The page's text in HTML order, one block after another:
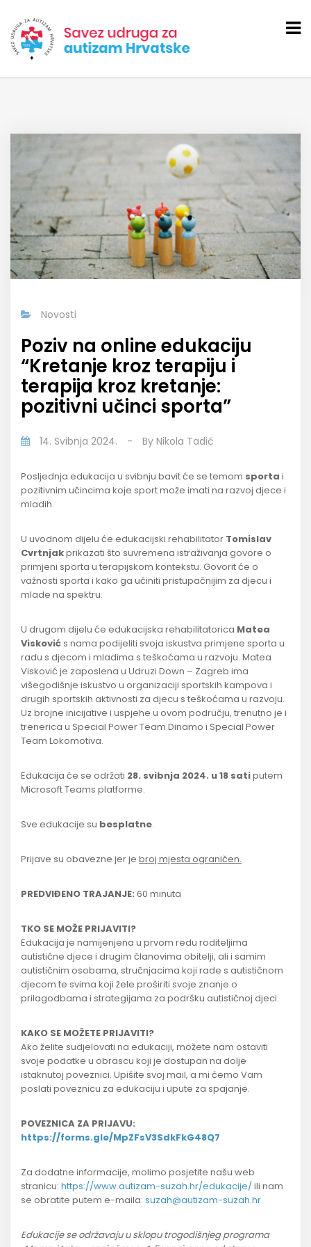
Novosti
Poziv na online edukaciju
“Kretanje kroz terapiju i
terapija kroz kretanje:
pozitivni učinci sporta”
14. Svibnja 2024. - By Nikola Tadić
Posljednja edukacija u svibnju bavit će se temom sporta i
pozitivnim učincima koje sport može imati na razvoj djece i
mladih.
U uvodnom dijelu će edukacijski rehabilitator Tomislav
Cvrtnjakprikazati što suvremena istraživanja govore o
primjeni sporta u terapijskom kontekstu. Govorit će o
važnosti sporta i kako ga učiniti pristupačnijim za djecu i
mlade na spektru.
U drugom dijelu će edukacijska rehabilitatorica Matea
Visković s nama podijeliti svoja iskustva primjene sporta u
radu s djecom i mladima s teškoćama u razvoju. Matea
Visković je zaposlena u Udruzi Down – Zagreb ima
višegodišnje iskustvo u organizaciji sportskih kampova i
drugih sportskih aktivnosti za djecu s teškoćama u razvoju.
Uz brojne inicijative i uspjehe u ovom području, trenutno je i
trenerica u Special Power Team Dinamo i Special Power
Team Lokomotiva.
Edukacija će se održati 28. svibnja 2024. u 18 satiputem
Microsoft Teams platforme.
Sve edukacije su besplatne.
Prijave su obavezne jer je broj mjesta ograničen.
PREDVIĐENO TRAJANJE: 60 minuta
TKO SE MOŽE PRIJAVITI?
Edukacija je namijenjena u prvom redu roditeljima
autistične djece i drugim članovima obitelji, ali i samim
autističnim osobama, stručnjacima koji rade s autističnom
djecom te svima koji žele proširiti svoje znanje o
prilagodbama i strategijama za podršku autističnoj djeci.
KAKO SE MOŽETE PRIJAVITI?
Ako želite sudjelovati na edukaciji, možete nam ostaviti
svoje podatke u obrascu koji je dostupan na dolje
istaknutoj poveznici. Upišite svoj mail, a mi ćemo Vam
poslati poveznicu za edukaciju i upute za spajanje.
POVEZNICA ZA PRIJAVU:
https://forms.gle/MpZFsV3SdkFkG48Q7
Za dodatne informacije, molimo posjetite našu web
stranicu: https://www.autizam-suzah.hr/edukacije/ili nam
se obratite putem e-maila: suzah@autizam-suzah.hr
Edukacije se održavaju u sklopu trogodišnjeg programa